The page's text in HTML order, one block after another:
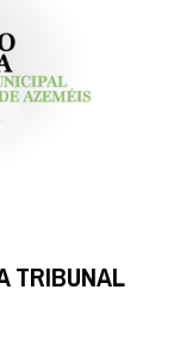
TRIBUNAL